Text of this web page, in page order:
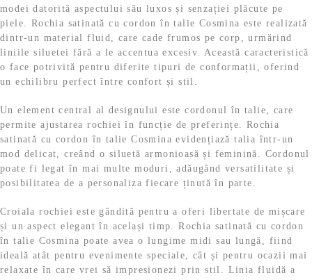
i
.
modei datorită aspectului său luxos și senzației plăcute pe
piele. Rochia satinată cu cordon în talie Cosmina este realizată
dintr-un material fluid, care cade frumos pe corp, urmărind
liniile siluetei fără a le accentua excesiv. Această caracteristică
o face potrivită pentru diferite tipuri de conformații, oferind
un echilibru perfect între confort și stil.
Un element central al designului este cordonul în talie, care
permite ajustarea rochiei în funcție de preferințe. Rochia
satinată cu cordon în talie Cosmina evidențiază talia într-un
mod delicat, creând o siluetă armonioasă și feminină. Cordonul
poate fi legat în mai multe moduri, adăugând versatilitate și
posibilitatea de a personaliza fiecare ținută în parte.
Croiala rochiei este gândită pentru a oferi libertate de mișcare
și un aspect elegant în același timp. Rochia satinată cu cordon
în talie Cosmina poate avea o lungime midi sau lungă, fiind
ideală atât pentru evenimente speciale, cât și pentru ocazii mai
relaxate în care vrei să impresionezi prin stil. Linia fluidă a